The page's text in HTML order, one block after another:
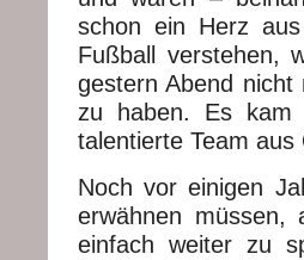
schon ein Herz
Fußball verstehen,
gestern Abend
zu haben. Es
talentierte Team aus
Noch vor einigen
erwähnen
einfach weiter zu